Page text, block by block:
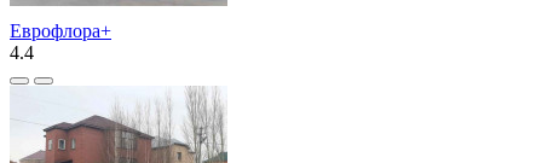
Еврофлора+
4.4